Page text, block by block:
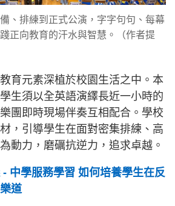
、排練到正式公演，字字句句、每幕
正向教育的汗水與智慧。（作者提
育元素深植於校園生活之中。本
生須以全英語演繹長近一小時的
團即時現場伴奏互相配合。學校
，引導學生在面對密集排練、高
動力，磨礪抗逆力，追求卓越。
- 中學服務學習 如何培養學生在反
道